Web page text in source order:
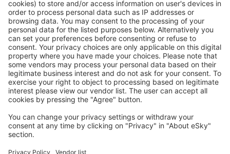
Laden Sie unsere App herunterund planen
Sie Ihre Reisen
Reise planen
Flüge
Kurzurlaub
Urlaub